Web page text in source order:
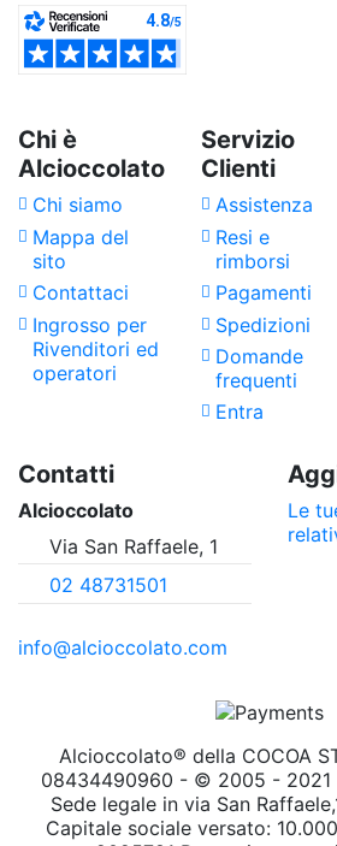
Chi è
Alcioccolato
Chi siamo
Mappa del
sito
Contattaci
Ingrosso per
Rivenditori ed
operatori
Servizio
Clienti
Assistenza
Resi e
rimborsi
Pagamenti
Spedizioni
Domande
frequenti
Entra
Contatti
Alcioccolato
Via San Raffaele, 1
02 48731501
info@alcioccolato.com
Le
Alcioccolato® della COCOA
08434490960 - © 2005 - 2021
Sede legale in via San
Capitale sociale versato: